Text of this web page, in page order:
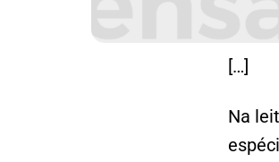
[…]
Na